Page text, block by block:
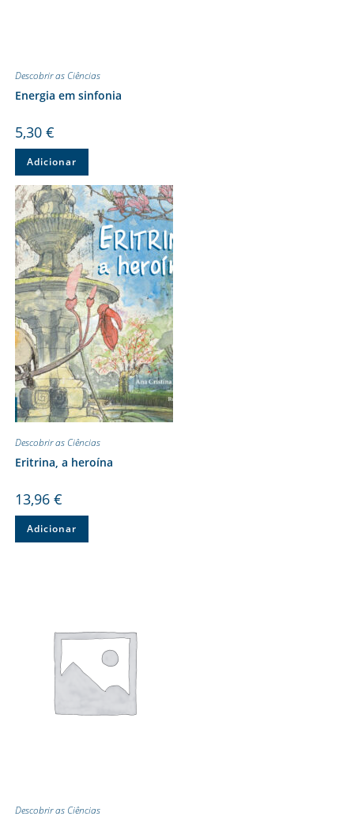
Descobrir as Ciências
Energia em sinfonia
5,30 €
Adicionar
Descobrir as Ciências
Eritrina, a heroína
13,96 €
Adicionar
Descobrir as Ciências